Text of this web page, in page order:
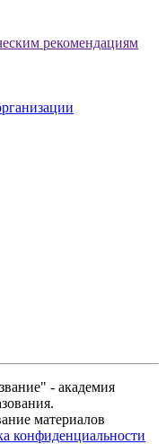
рекомендациям
- академия
материалов
конфиденциальности